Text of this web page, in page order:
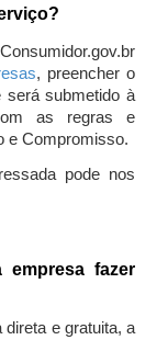
, preencher o
será submetido à
as regras e
e Compromisso.
pode nos
fazer
e gratuita, a